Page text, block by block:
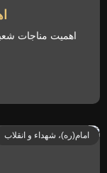
اهمیت مناجات
امام(ره)، شهداء و انقلاب